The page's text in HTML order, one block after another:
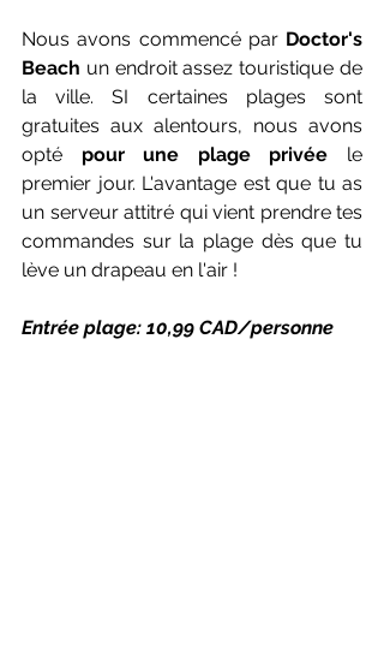
Nous avons commencé par Doctor's
Beach un endroit assez touristique de
la ville. SI certaines plages sont
gratuites aux alentours, nous avons
opté pour une plage privée le
premier jour. L'avantage est que tu as
un serveur attitré qui vient prendre tes
commandes sur la plage dès que tu
lève un drapeau en l'air !
Entrée plage: 10,99 CAD/personne